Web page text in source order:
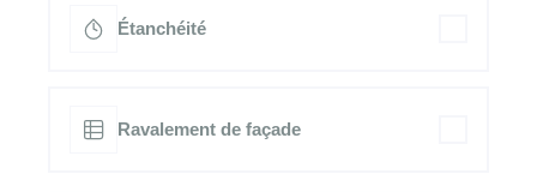
Étanchéité
Ravalement de façade